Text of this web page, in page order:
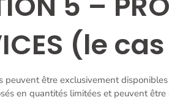
(le
peuvent être exclusivement
en quantités limitées et peuvent